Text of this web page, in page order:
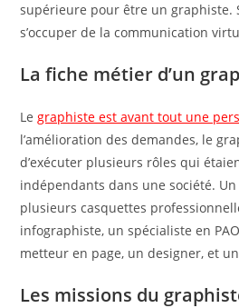
supérieure pour être un graphiste.
s’occuper de la communication
La fiche métier d’un
Legraphiste est avant tout une
l’amélioration des demandes, le
d’exécuter plusieurs rôles qui
indépendants dans une société.
plusieurs casquettes
infographiste, un spécialiste en
metteur en page, un designer, et
Les missions du